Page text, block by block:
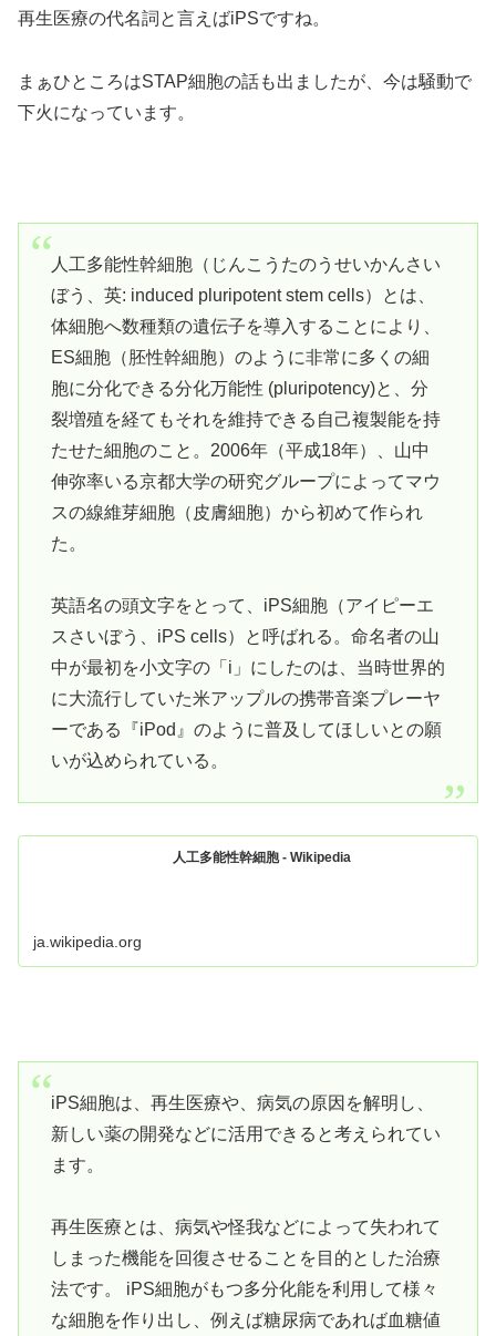
再生医療の代名詞と言えばiPSですね。
まぁひところはSTAP細胞の話も出ましたが、今は騒動で
下火になっています。
人工多能性幹細胞（じんこうたのうせいかんさい
ぼう、英: induced pluripotent stem cells）とは、
体細胞へ数種類の遺伝子を導入することにより、
ES細胞（胚性幹細胞）のように非常に多くの細
胞に分化できる分化万能性 (pluripotency)と、分
裂増殖を経てもそれを維持できる自己複製能を持
たせた細胞のこと。2006年（平成18年）、山中
伸弥率いる京都大学の研究グループによってマウ
スの線維芽細胞（皮膚細胞）から初めて作られ
た。
英語名の頭文字をとって、iPS細胞（アイピーエ
スさいぼう、iPS cells）と呼ばれる。命名者の山
中が最初を小文字の「i」にしたのは、当時世界的
に大流行していた米アップルの携帯音楽プレーヤ
ーである『iPod』のように普及してほしいとの願
いが込められている。
人工多能性幹細胞 - Wikipedia
ja.wikipedia.org
iPS細胞は、再生医療や、病気の原因を解明し、
新しい薬の開発などに活用できると考えられてい
ます。
再生医療とは、病気や怪我などによって失われて
しまった機能を回復させることを目的とした治療
法です。 iPS細胞がもつ多分化能を利用して様々
な細胞を作り出し、例えば糖尿病であれば血糖値